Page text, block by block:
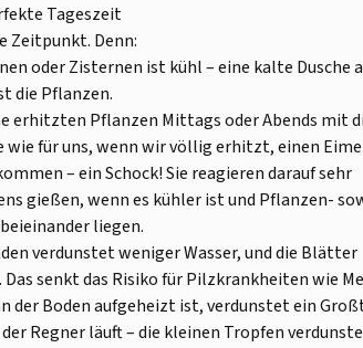
Tageszeit
Zeitpunkt. Denn:
oder Zisternen ist kühl – eine kalte Dusche
die Pflanzen.
erhitzten Pflanzen Mittags oder Abends mit
wie für uns, wenn wir völlig erhitzt, einen
– ein Schock! Sie reagieren darauf sehr
gießen, wenn es kühler ist und Pflanzen-
liegen.
verdunstet weniger Wasser, und die Blätter
senkt das Risiko für Pilzkrankheiten wie
der Boden aufgeheizt ist, verdunstet ein
Regner läuft – die kleinen Tropfen